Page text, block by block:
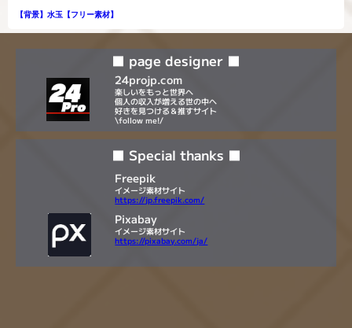
【背景】水玉【フリー素材】
■ page designer ■
24projp.com
楽しいをもっと世界へ
個人の収入が増える世の中へ
好きを見つける＆推すサイト
\follow me!/
■ Special thanks ■
Freepik
イメージ素材サイト
https://jp.freepik.com/
Pixabay
イメージ素材サイト
https://pixabay.com/ja/